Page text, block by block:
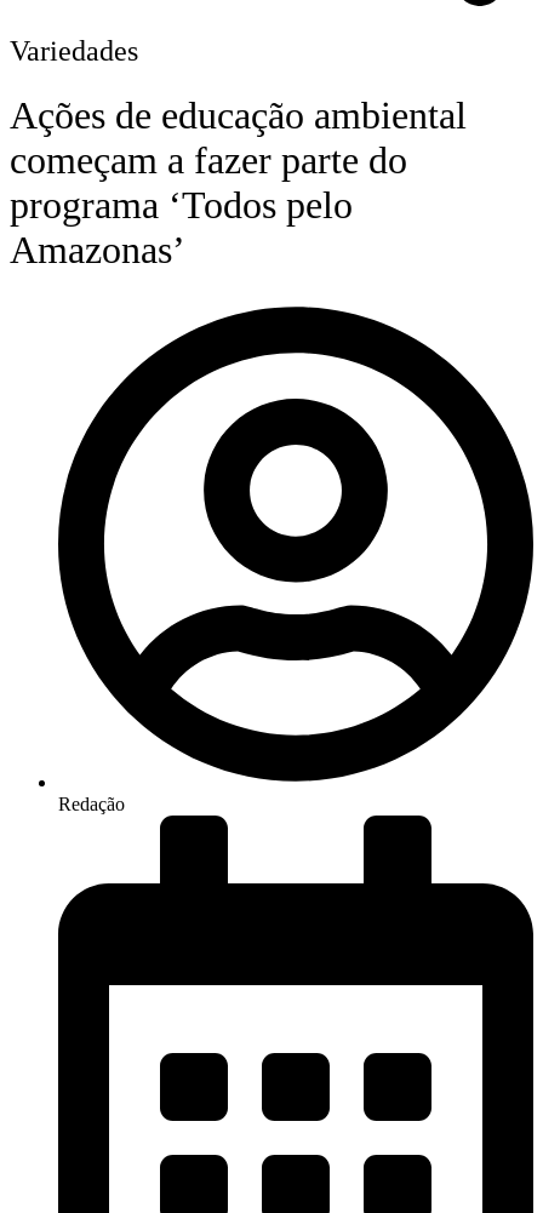
Variedades
Ações de educação ambiental
começam a fazer parte do
programa ‘Todos pelo
Amazonas’
Redação